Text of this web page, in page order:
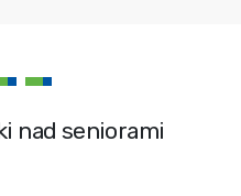
nad seniorami